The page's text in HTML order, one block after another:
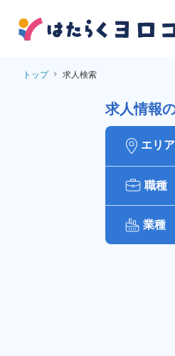
トップ 求人検索
求人情報
エリア
職種
業種